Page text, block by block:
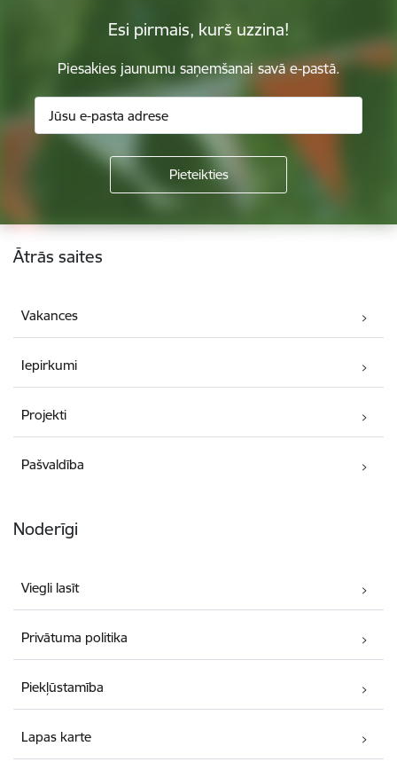
Esi pirmais, kurš uzzina!
Piesakies jaunumu saņemšanai savā e-pastā.
Kājene
Ātrās saites
Vakances
Iepirkumi
Projekti
Pašvaldība
Noderīgi
Viegli lasīt
Privātuma politika
Piekļūstamība
Lapas karte